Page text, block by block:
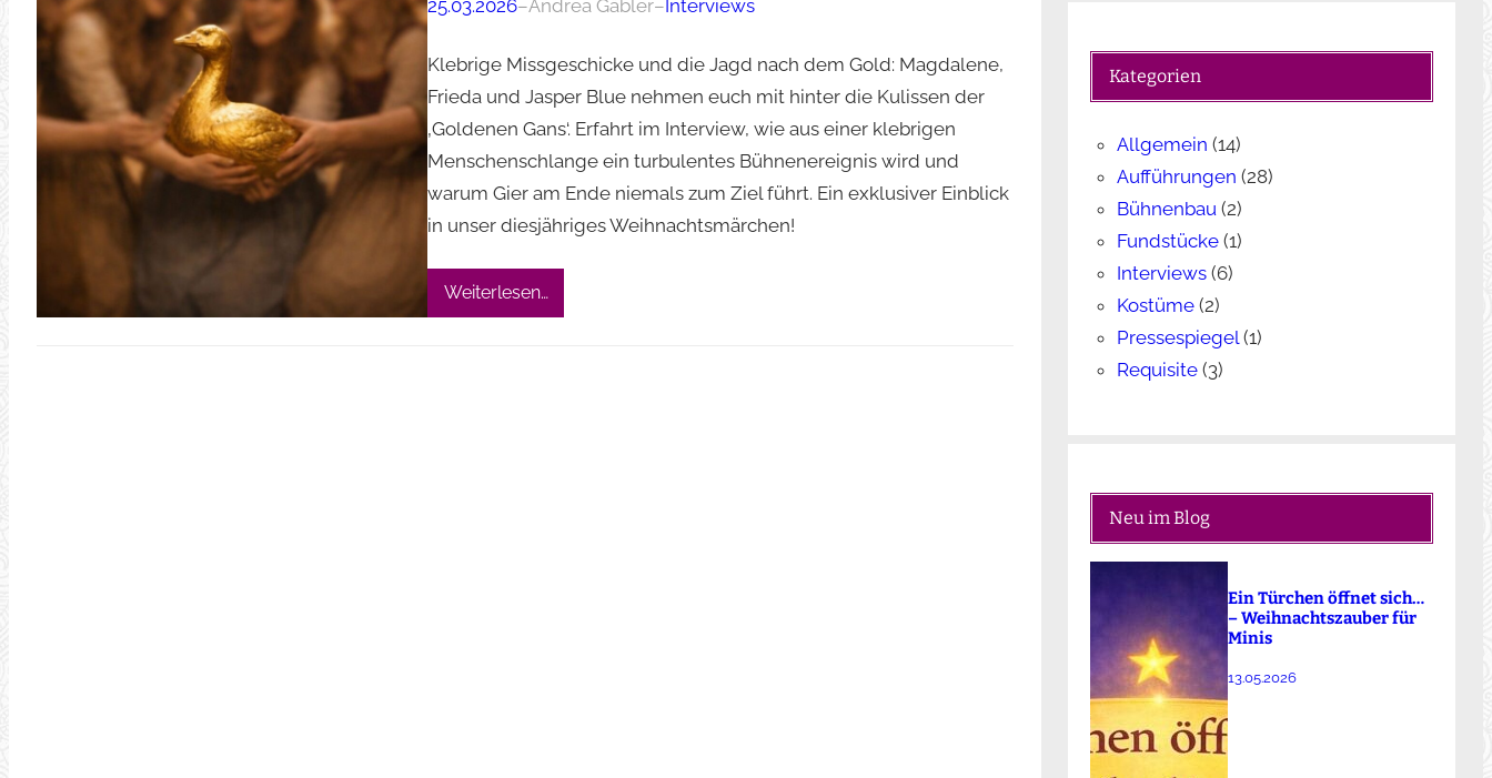
25.03.2026–Andrea Gäbler–Interviews
Klebrige Missgeschicke und die Jagd nach dem Gold: Magdalene,
Frieda und Jasper Blue nehmen euch mit hinter die Kulissen der
‚Goldenen Gans‘. Erfahrt im Interview, wie aus einer klebrigen
Menschenschlange ein turbulentes Bühnenereignis wird und
warum Gier am Ende niemals zum Ziel führt. Ein exklusiver Einblick
in unser diesjähriges Weihnachtsmärchen!
Weiterlesen…
n
Kategorien
Allgemein (14)
Aufführungen (28)
Bühnenbau (2)
Fundstücke (1)
Interviews (6)
Kostüme (2)
Pressespiegel (1)
Requisite (3)
Neu im Blog
Ein Türchen öffnet sich…
– Weihnachtszauber für
Minis
13.05.2026